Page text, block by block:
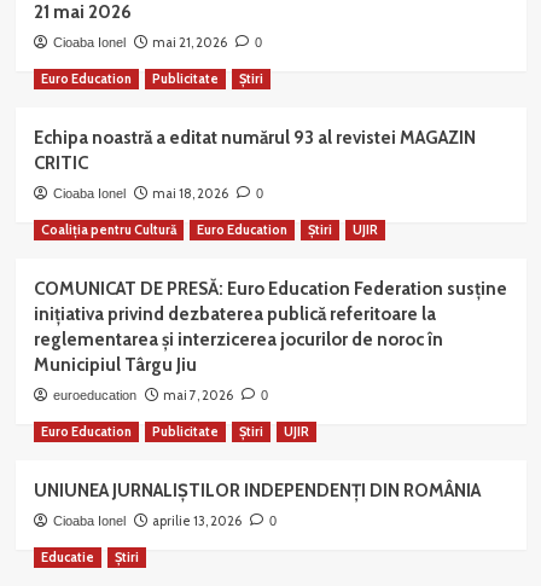
21 mai 2026
Cioaba Ionel mai 21, 2026 0
Euro Education Publicitate Știri
Echipa noastră a editat numărul 93 al revistei MAGAZIN
CRITIC
Cioaba Ionel mai 18, 2026 0
Coaliția pentru Cultură Euro Education Știri UJIR
COMUNICAT DE PRESĂ: Euro Education Federation susține
inițiativa privind dezbaterea publică referitoare la
reglementarea și interzicerea jocurilor de noroc în
Municipiul Târgu Jiu
euroeducation mai 7, 2026 0
Euro Education Publicitate Știri UJIR
UNIUNEA JURNALIȘTILOR INDEPENDENȚI DIN ROMÂNIA
Cioaba Ionel aprilie 13, 2026 0
Educatie Știri